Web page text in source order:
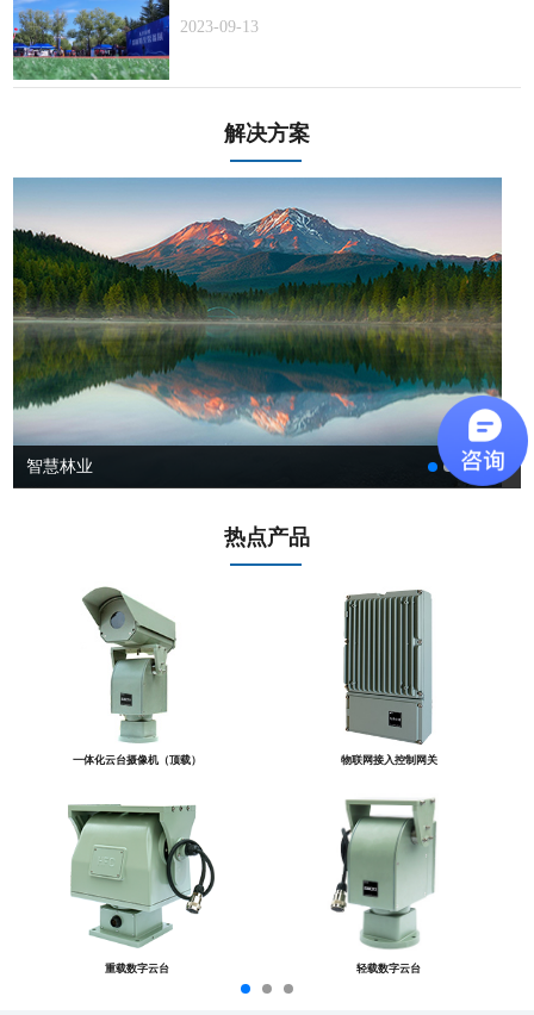
2023-09-13
解决方案
智慧林业
热点产品
一体化云台摄像机（顶载） 物联网接入控制网关
重载数字云台 轻载数字云台